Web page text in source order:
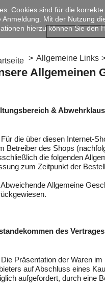
> Allgemeine Links
Allgemeinen
&
Für die über diesen Internet-
Betreiber des Shops
die folgenden
zum Zeitpunkt der
Abweichende Allgemeine
des Vertrages
Die Präsentation der Waren
auf Abschluss eines
aufgefordert, durch eine
Cookies sind für die
Mit der Nutzung
hierzu können Sie den